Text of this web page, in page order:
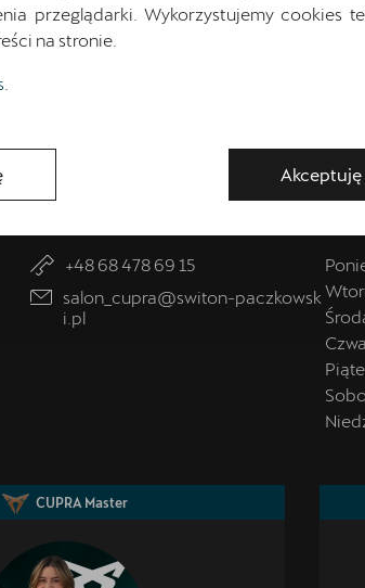
się z nami
+48 68 478 69 15
salon_cupra@switon-paczkowsk
i.pl
CUPRA Master
przeglądarki. Wykorzystujemy cookies
na stronie.
Akceptuję